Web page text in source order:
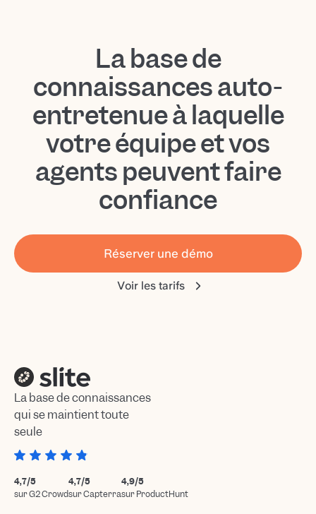
La base de
connaissances auto-
entretenue à laquelle
votre équipe et vos
agents peuvent faire
confiance
Réserver une démo
Voir les tarifs
La base de connaissances
qui se maintient toute
seule
4,7/5
sur G2 Crowd
4,7/5
sur Capterra
4,9/5
sur ProductHunt